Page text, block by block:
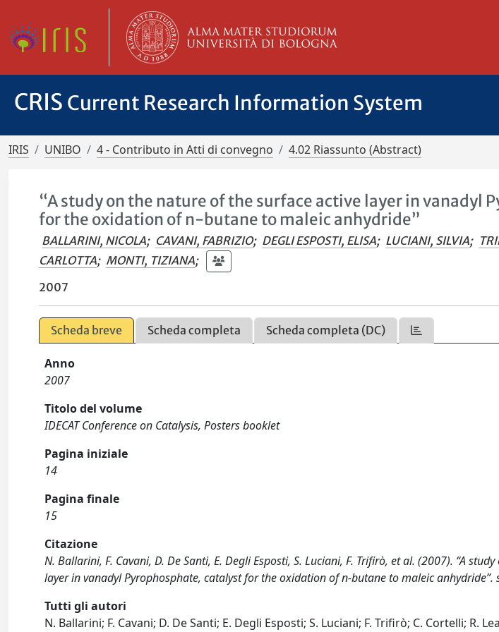
CRIS Current Research Information System
IRIS UNIBO 4 - Contributo in Atti di convegno 4.02 Riassunto (Abstract)
“A study on the nature of the surface active layer in vanadyl
for the oxidation of n-butane to maleic anhydride”
BALLARINI, NICOLA; CAVANI, FABRIZIO; DEGLI ESPOSTI, ELISA; LUCIANI, SILVIA;
CARLOTTA; MONTI, TIZIANA;
2007
Scheda breve Scheda completa Scheda completa (DC)
Anno
2007
Titolo del volume
IDECAT Conference on Catalysis, Posters booklet
Pagina iniziale
14
Pagina finale
15
Citazione
N. Ballarini, F. Cavani, D. De Santi, E. Degli Esposti, S. Luciani, F. Trifirò, et al. (2007). “A
layer in vanadyl Pyrophosphate, catalyst for the oxidation of n-butane to maleic anhydride”.
Tutti gli autori
N. Ballarini; F. Cavani; D. De Santi; E. Degli Esposti; S. Luciani; F. Trifirò; C. Cortelli; R.